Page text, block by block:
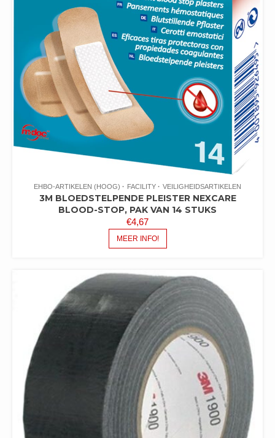
EHBO-ARTIKELEN (HOOG) FACILITY VEILIGHEIDSARTIKELEN
3M BLOEDSTELPENDE PLEISTER NEXCARE
BLOOD-STOP, PAK VAN 14 STUKS
€4,67
MEER INFO!